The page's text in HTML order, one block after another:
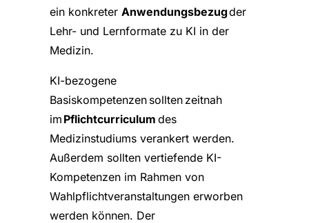
ein konkreter Anwendungsbezugder
Lehr- und Lernformate zu KI in der
Medizin.
KI-bezogene
Basiskompetenzen sollten zeitnah
im Pflichtcurriculum des
Medizinstudiums verankert werden.
Außerdem sollten vertiefende KI-
Kompetenzen im Rahmen von
Wahlpflichtveranstaltungen erworben
werden können. Der